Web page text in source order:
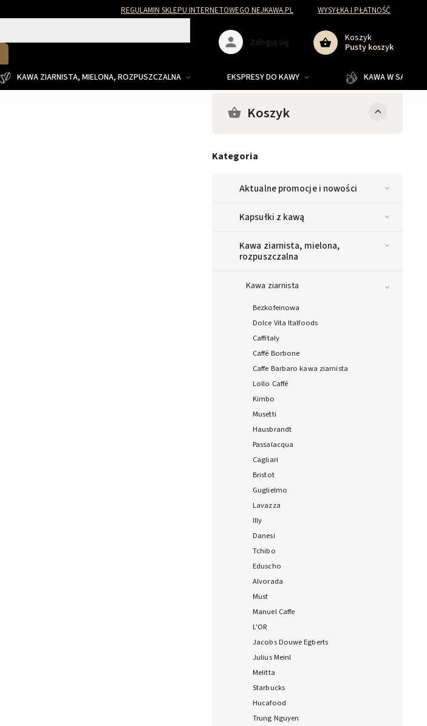
REGULAMIN SKLEPU INTERNETOWEGO NEJKAWA.PL WYSYŁKA I PŁATNOŚĆ
Koszyk
Pusty koszyk
Zaloguj się
KAWA ZIARNISTA, MIELONA, ROZPUSZCZALNA EKSPRESY DO KAWY KAWA W
Koszyk
Kategoria
Aktualne promocje i nowości
Kapsułki z kawą
Kawa ziarnista, mielona,
rozpuszczalna
Kawa ziarnista
Bezkofeinowa
Dolce Vita Italfoods
Caffitaly
Caffé Borbone
Caffe Barbaro kawa ziarnista
Lollo Caffé
Kimbo
Musetti
Hausbrandt
Passalacqua
Cagliari
Bristot
Guglielmo
Lavazza
Illy
Danesi
Tchibo
Eduscho
Alvorada
Must
Manuel Caffe
L'OR
Jacobs Douwe Egberts
Julius Meinl
Melitta
Starbucks
Hucafood
Trung Nguyen